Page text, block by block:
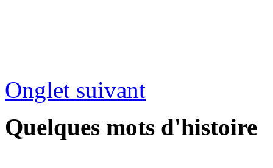
Onglet suivant
Quelques mots d'histoire